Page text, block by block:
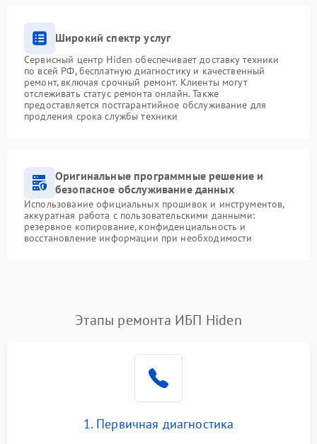
Широкий спектр услуг
Сервисный центр Hiden обеспечивает доставку техники
по всей РФ, бесплатную диагностику и качественный
ремонт, включая срочный ремонт. Клиенты могут
отслеживать статус ремонта онлайн. Также
предоставляется постгарантийное обслуживание для
продления срока службы техники
Оригинальные программные решение и
безопасное обслуживание данных
Использование официальных прошивок и инструментов,
аккуратная работа с пользовательскими данными:
резервное копирование, конфиденциальность и
восстановление информации при необходимости
Этапы ремонта ИБП Hiden
1. Первичная диагностика